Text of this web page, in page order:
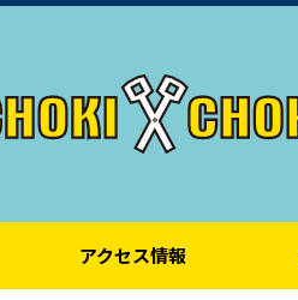
アクセス情報